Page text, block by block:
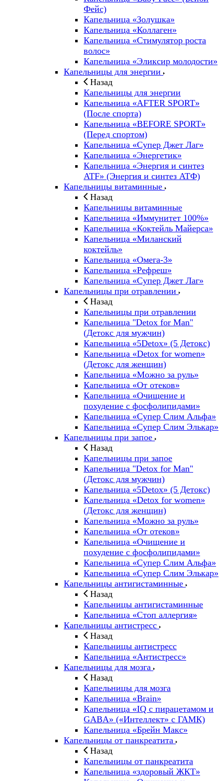
Фейс)
Капельница «Золушка»
Капельница «Коллаген»
Капельница «Стимулятор роста
волос»
Капельница «Эликсир молодости»
Капельницы для энергии
Назад
Капельницы для энергии
Капельница «AFTER SPORT»
(После спорта)
Капельница «BEFORE SPORT»
(Перед спортом)
Капельница «Супер Джет Лаг»
Капельница «Энергетик»
Капельница «Энергия и синтез
ATF» (Энергия и синтез АТФ)
Капельницы витаминные
Назад
Капельницы витаминные
Капельница «Иммунитет 100%»
Капельница «Коктейль Майерса»
Капельница «Миланский
коктейль»
Капельница «Омега-3»
Капельница «Рефреш»
Капельница «Супер Джет Лаг»
Капельницы при отравлении
Назад
Капельницы при отравлении
Капельница "Detox for Man"
(Детокс для мужчин)
Капельница «5Detox» (5 Детокс)
Капельница «Detox for women»
(Детокс для женщин)
Капельница «Можно за руль»
Капельница «От отеков»
Капельница «Очищение и
похудение с фосфолипидами»
Капельница «Супер Слим Альфа»
Капельница «Супер Слим Элькар»
Капельницы при запое
Назад
Капельницы при запое
Капельница "Detox for Man"
(Детокс для мужчин)
Капельница «5Detox» (5 Детокс)
Капельница «Detox for women»
(Детокс для женщин)
Капельница «Можно за руль»
Капельница «От отеков»
Капельница «Очищение и
похудение с фосфолипидами»
Капельница «Супер Слим Альфа»
Капельница «Супер Слим Элькар»
Капельницы антигистаминные
Назад
Капельницы антигистаминные
Капельница «Стоп аллергия»
Капельницы антистресс
Назад
Капельницы антистресс
Капельница «Антистресс»
Капельницы для мозга
Назад
Капельницы для мозга
Капельница «Brain»
Капельница «IQ с пирацетамом и
GABA» («Интеллект» с ГАМК)
Капельница «Брейн Макс»
Капельницы от панкреатита
Назад
Капельницы от панкреатита
Капельница «здоровый ЖКТ»